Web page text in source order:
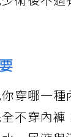
術後不
穿哪一
不穿內